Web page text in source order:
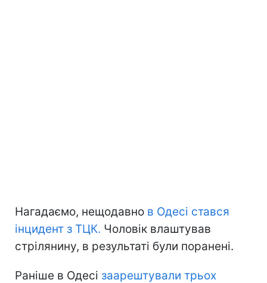
Нагадаємо, нещодавно в Одесі стався
інцидент з ТЦК. Чоловік влаштував
стрілянину, в результаті були поранені.
Раніше в Одесі заарештували трьох